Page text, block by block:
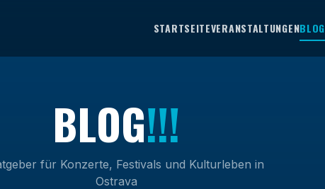
STARTSEITEVERANSTALTUNGENBLOG
BLOG!!!
für Konzerte, Festivals und Kulturleben in
Ostrava